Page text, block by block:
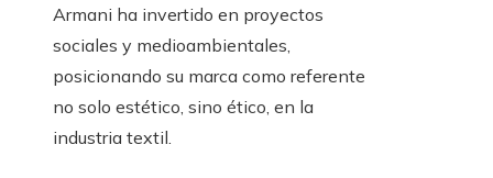
Armani ha invertido en proyectos
sociales y medioambientales,
posicionando su marca como referente
no solo estético, sino ético, en la
industria textil.